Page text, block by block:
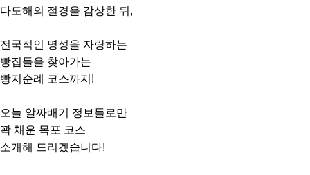
다도해의 절경을 감상한 뒤,
전국적인 명성을 자랑하는
빵집들을 찾아가는
빵지순례 코스까지!
오늘 알짜배기 정보들로만
꽉 채운 목포 코스
소개해 드리겠습니다!